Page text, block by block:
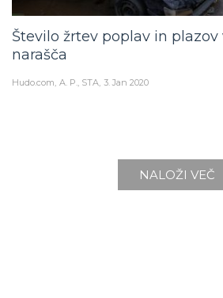
Število žrtev poplav in plazov
narašča
Hudo.com A. P., STA 3. Jan 2020
NALOŽI VEČ